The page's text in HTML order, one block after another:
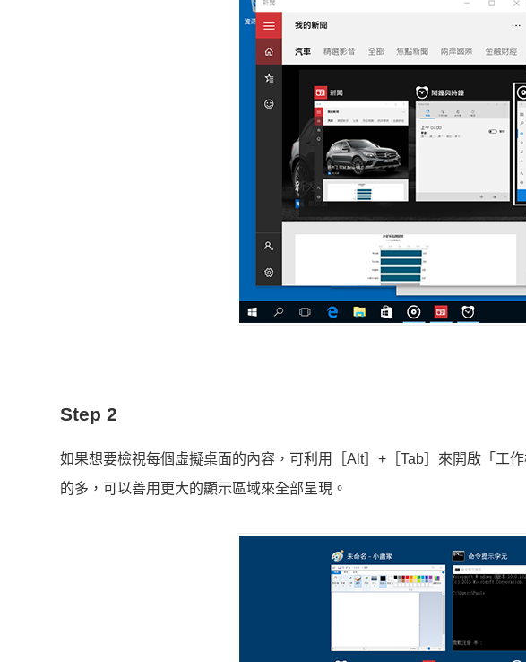
Step 2
如果想要檢視每個虛擬桌面的內容，可利用［Alt］+［Tab］來開啟「工
的多，可以善用更大的顯示區域來全部呈現。